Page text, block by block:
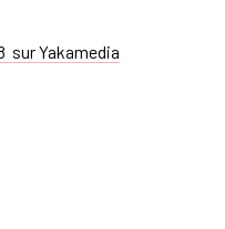
sur Yakamedia